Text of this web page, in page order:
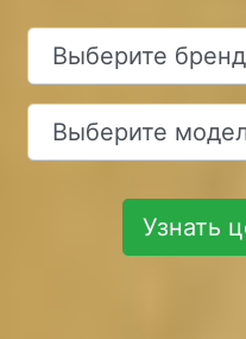
Узнать